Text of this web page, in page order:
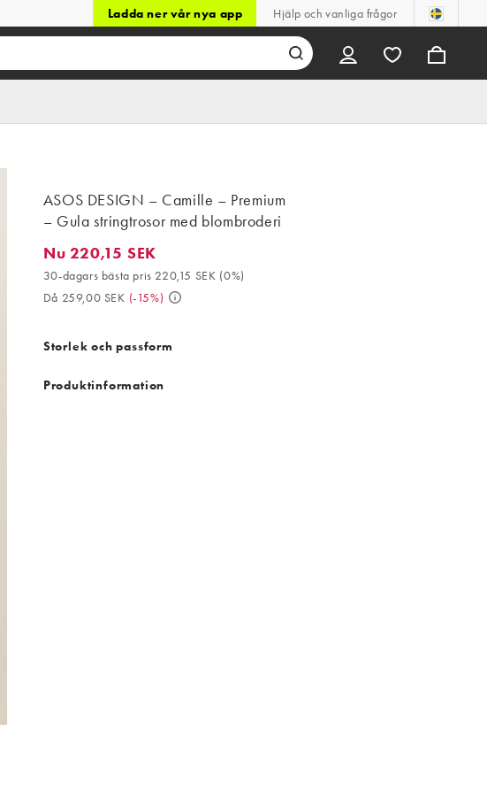
Ladda ner vår nya app Hjälp och vanliga frågor
ASOS DESIGN – Camille – Premium
– Gula stringtrosor med blombroderi
Nu 220,15 SEK. 30-dagars bästa pris 220,15 SEK (0%). Då 259,00 SEK. (-
Nu 220,15 SEK
30-dagars bästa pris 220,15 SEK (0%)
Då 259,00 SEK (-15%)
Storlek och passform
Produktinformation